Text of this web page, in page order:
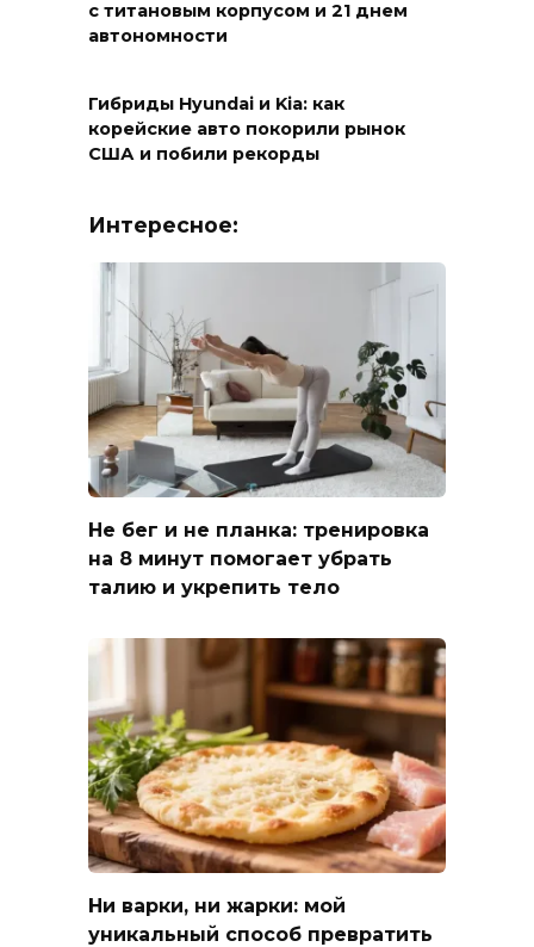
с титановым корпусом и 21 днем
автономности
Гибриды Hyundai и Kia: как
корейские авто покорили рынок
США и побили рекорды
Интересное:
Не бег и не планка: тренировка
на 8 минут помогает убрать
талию и укрепить тело
Ни варки, ни жарки: мой
уникальный способ превратить